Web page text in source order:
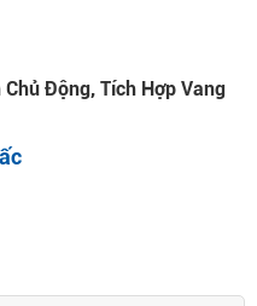
Động, Tích Hợp Vang